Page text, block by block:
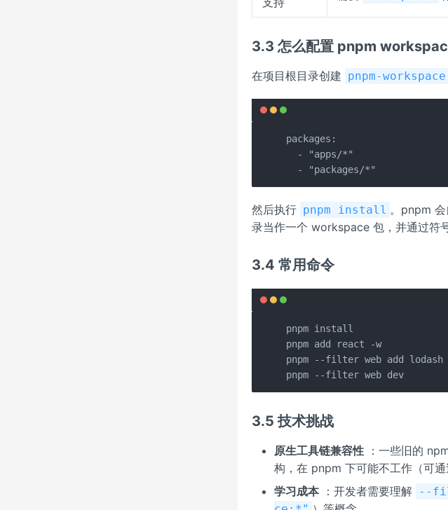
3.3 怎么配置 pnpm
在项目根目录创建 pnpm-
packages:
  - "apps/*"
  - "packages/*"
然后执行 pnpm install 。pnpm
录当作一个 workspace 包，并通过符
3.4 常用命令
pnpm install                 #
pnpm add react -w            #
pnpm --filter web add lodash
pnpm --filter web dev        #
3.5 技术挑战
原生工具链兼容性 ：一些旧的
构，在 pnpm 下可能不工作（可通
学习成本：开发者需要理解 --